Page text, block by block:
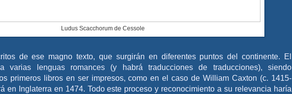
Ludus Scacchorum de Cessole
de ese magno texto, que surgirán en diferentes puntos del continente. El
varias lenguas romances (y habrá traducciones de traducciones), siendo
primeros libros en ser impresos, como en el caso de William Caxton (c. 1415-
en Inglaterra en 1474. Todo este proceso y reconocimiento a su relevancia haría